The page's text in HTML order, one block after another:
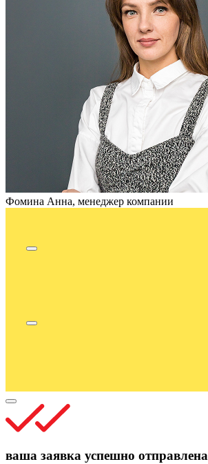
Фомина Анна, менеджер компании
ваша заявка успешно отправлена